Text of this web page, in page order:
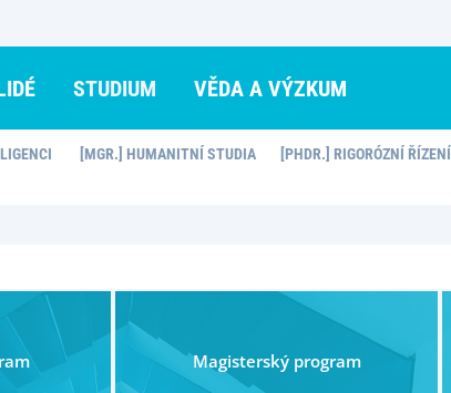
STUDIUM VĚDA A VÝZKUM
[MGR.] HUMANITNÍ STUDIA [PHDR.] RIGORÓZNÍ ŘÍZENÍ
Magisterský program